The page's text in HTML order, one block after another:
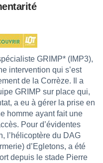
GRIMP* (IMP3),
intervention qui s’est
de la Corrèze. Il a
GRIMP sur place qui,
a eu à gérer la prise en
homme ayant fait une
Pour d’évidentes
l’hélicoptère du DAG
d’Egletons, a été
depuis le stade Pierre